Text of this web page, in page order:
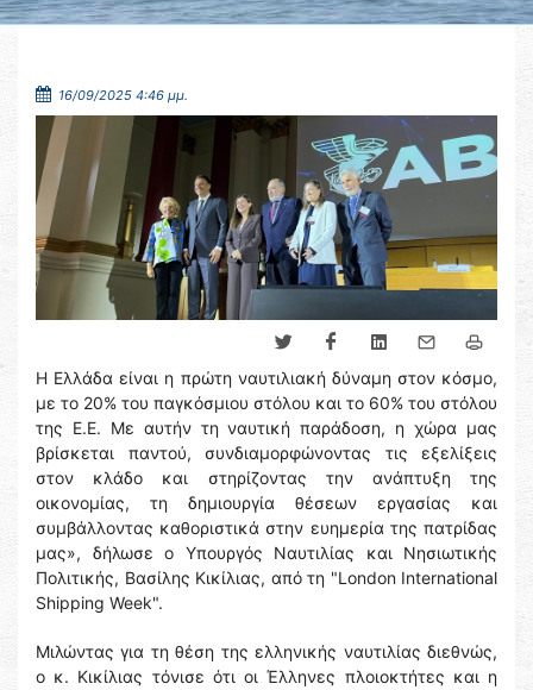
16/09/2025 4:46 μμ.
Η Ελλάδα είναι η πρώτη ναυτιλιακή δύναμη στον κόσμο,
με το 20% του παγκόσμιου στόλου και το 60% του στόλου
της Ε.Ε. Με αυτήν τη ναυτική παράδοση, η χώρα μας
βρίσκεται παντού, συνδιαμορφώνοντας τις εξελίξεις
στον κλάδο και στηρίζοντας την ανάπτυξη της
οικονομίας, τη δημιουργία θέσεων εργασίας και
συμβάλλοντας καθοριστικά στην ευημερία της πατρίδας
μας», δήλωσε ο Υπουργός Ναυτιλίας και Νησιωτικής
Πολιτικής, Βασίλης Κικίλιας, από τη "London International
Shipping Week".
Μιλώντας για τη θέση της ελληνικής ναυτιλίας διεθνώς,
ο κ. Κικίλιας τόνισε ότι οι Έλληνες πλοιοκτήτες και η